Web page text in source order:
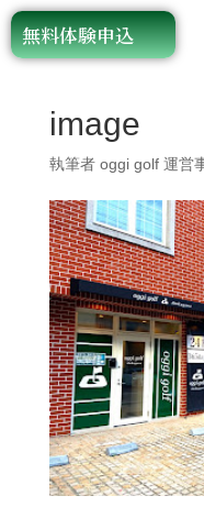
無料体験申込
image
執筆者 oggi golf 運営